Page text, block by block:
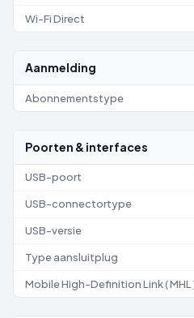
Wi-Fi Direct
Aanmelding
Abonnementstype
Poorten & interfaces
USB-poort
USB-connectortype
USB-versie
Type aansluitplug
Mobile High-Definition Link ( MHL